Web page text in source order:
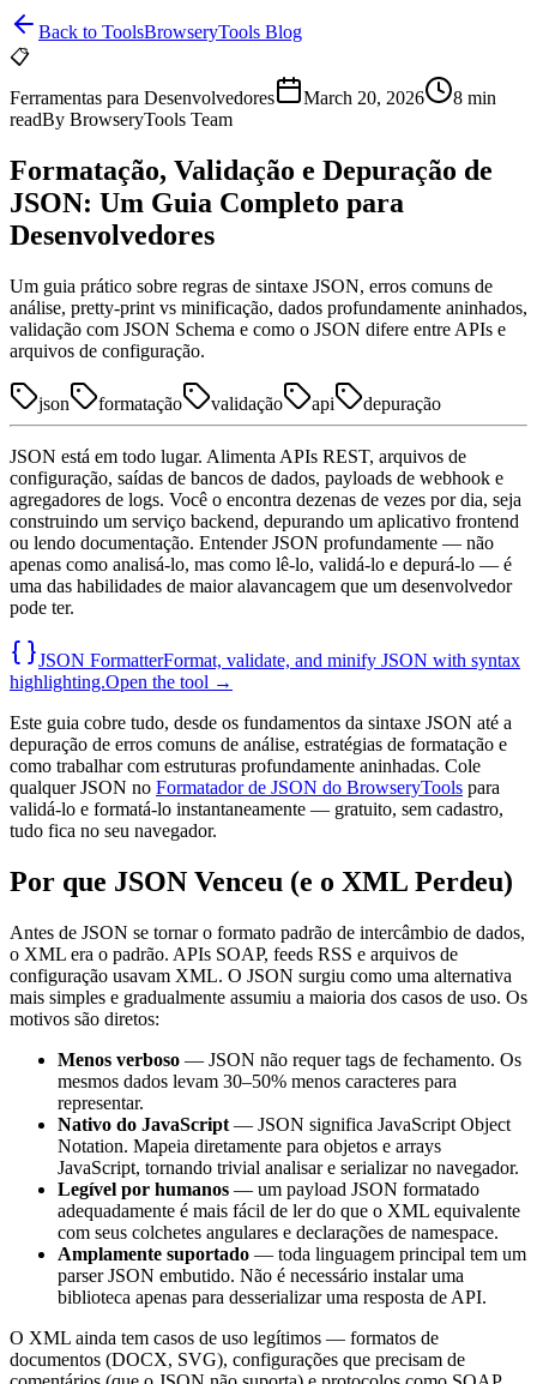
Back to ToolsBrowseryTools Blog
📋
Ferramentas para Desenvolvedores
March 20, 2026 8 min
readBy BrowseryTools Team
Formatação, Validação e Depuração de
JSON: Um Guia Completo para
Desenvolvedores
Um guia prático sobre regras de sintaxe JSON, erros comuns de
análise, pretty-print vs minificação, dados profundamente aninhados,
validação com JSON Schema e como o JSON difere entre APIs e
arquivos de configuração.
json formatação validação api depuração
JSON está em todo lugar. Alimenta APIs REST, arquivos de
configuração, saídas de bancos de dados, payloads de webhook e
agregadores de logs. Você o encontra dezenas de vezes por dia, seja
construindo um serviço backend, depurando um aplicativo frontend
ou lendo documentação. Entender JSON profundamente — não
apenas como analisá-lo, mas como lê-lo, validá-lo e depurá-lo — é
uma das habilidades de maior alavancagem que um desenvolvedor
pode ter.
JSON FormatterFormat, validate, and minify JSON with syntax
highlighting.Open the tool →
Este guia cobre tudo, desde os fundamentos da sintaxe JSON até a
depuração de erros comuns de análise, estratégias de formatação e
como trabalhar com estruturas profundamente aninhadas. Cole
qualquer JSON no Formatador de JSON do BrowseryTools para
validá-lo e formatá-lo instantaneamente — gratuito, sem cadastro,
tudo fica no seu navegador.
Por que JSON Venceu (e o XML Perdeu)
Antes de JSON se tornar o formato padrão de intercâmbio de dados,
o XML era o padrão. APIs SOAP, feeds RSS e arquivos de
configuração usavam XML. O JSON surgiu como uma alternativa
mais simples e gradualmente assumiu a maioria dos casos de uso. Os
motivos são diretos:
Menos verboso — JSON não requer tags de fechamento. Os
mesmos dados levam 30–50% menos caracteres para
representar.
Nativo do JavaScript — JSON significa JavaScript Object
Notation. Mapeia diretamente para objetos e arrays
JavaScript, tornando trivial analisar e serializar no navegador.
Legível por humanos — um payload JSON formatado
adequadamente é mais fácil de ler do que o XML equivalente
com seus colchetes angulares e declarações de namespace.
Amplamente suportado — toda linguagem principal tem um
parser JSON embutido. Não é necessário instalar uma
biblioteca apenas para desserializar uma resposta de API.
O XML ainda tem casos de uso legítimos — formatos de
documentos (DOCX, SVG), configurações que precisam de